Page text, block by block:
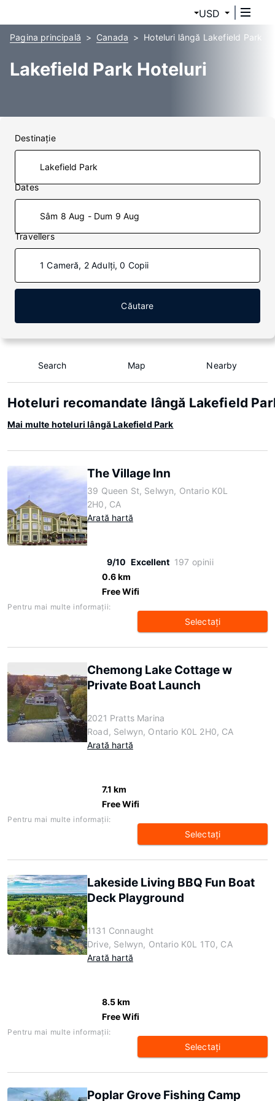
USD
Pagina principală Canada Hoteluri lângă Lakefield Park
Lakefield Park Hoteluri
Destinaţie
Dates
Sâm 8 Aug - Dum 9 Aug
Travellers
1 Cameră, 2 Adulți, 0 Copii
Căutare
Search Map Nearby
Hoteluri recomandate lângă Lakefield
Mai multe hoteluri lângă Lakefield Park
The Village Inn
39 Queen St, Selwyn, Ontario K0L
2H0, CA
Arată hartă
9/10 Excellent 197 opinii
0.6 km
Free Wifi
Pentru mai multe informaţii:
Selectaţi
Chemong Lake Cottage w
Private Boat Launch
2021 Pratts Marina
Road, Selwyn, Ontario K0L 2H0, CA
Arată hartă
7.1 km
Free Wifi
Pentru mai multe informaţii:
Selectaţi
Lakeside Living BBQ Fun Boat
Deck Playground
1131 Connaught
Drive, Selwyn, Ontario K0L 1T0, CA
Arată hartă
8.5 km
Free Wifi
Pentru mai multe informaţii:
Selectaţi
Poplar Grove Fishing Camp